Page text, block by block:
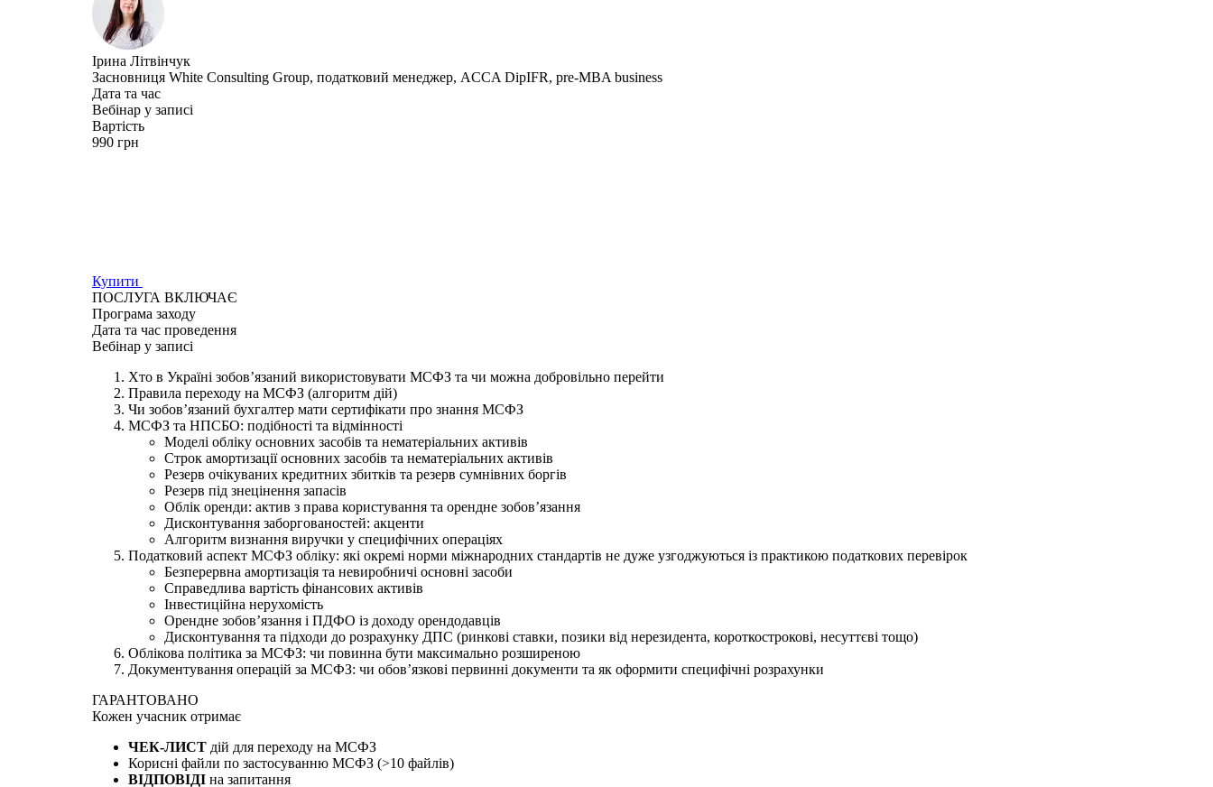
Ірина Літвінчук
Засновниця White Consulting Group, податковий менеджер, ACCA DipIFR, pre-MBA business
Дата та час
Вебінар у записі
Вартість
990 грн
Купити
ПОСЛУГА ВКЛЮЧАЄ
Програма заходу
Дата та час проведення
Вебінар у записі
Хто в Україні зобов’язаний використовувати МСФЗ та чи можна добровільно перейти
Правила переходу на МСФЗ (алгоритм дій)
Чи зобов’язаний бухгалтер мати сертифікати про знання МСФЗ
МСФЗ та НПСБО: подібності та відмінності
Моделі обліку основних засобів та нематеріальних активів
Строк амортизації основних засобів та нематеріальних активів
Резерв очікуваних кредитних збитків та резерв сумнівних боргів
Резерв під знецінення запасів
Облік оренди: актив з права користування та орендне зобов’язання
Дисконтування заборгованостей: акценти
Алгоритм визнання виручки у специфічних операціях
Податковий аспект МСФЗ обліку: які окремі норми міжнародних стандартів не дуже узгоджуються із практикою податкових перевірок
Безперервна амортизація та невиробничі основні засоби
Справедлива вартість фінансових активів
Інвестиційна нерухомість
Орендне зобов’язання і ПДФО із доходу орендодавців
Дисконтування та підходи до розрахунку ДПС (ринкові ставки, позики від нерезидента, короткострокові, несуттєві тощо)
Облікова політика за МСФЗ: чи повинна бути максимально розширеною
Документування операцій за МСФЗ: чи обов’язкові первинні документи та як оформити специфічні розрахунки
ГАРАНТОВАНО
Кожен учасник отримає
ЧЕК-ЛИСТ дій для переходу на МСФЗ
Корисні файли по застосуванню МСФЗ (>10 файлів)
ВІДПОВІДІ на запитання